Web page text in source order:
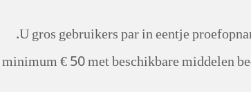
U gros gebruikers par in eentje
minimum € 50 met beschikbare middelen